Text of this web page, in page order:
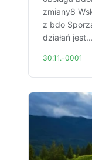
zmiany8
z bdo
działań jest...
30.11.-0001